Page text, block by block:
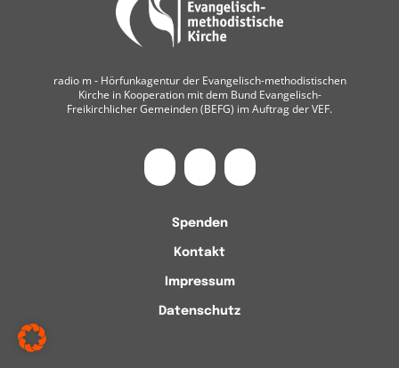
radio m ‐ Hörfunkagentur der Evangelisch-methodistischen
Kirche in Kooperation mit dem Bund Evangelisch-
Freikirchlicher Gemeinden (BEFG) im Auftrag der VEF.
Spenden
Kontakt
Impressum
Datenschutz